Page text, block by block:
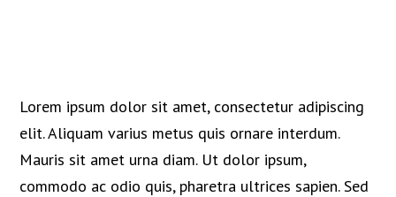
Lorem ipsum dolor sit amet, consectetur adipiscing
elit. Aliquam varius metus quis ornare interdum.
Mauris sit amet urna diam. Ut dolor ipsum,
commodo ac odio quis, pharetra ultrices sapien. Sed